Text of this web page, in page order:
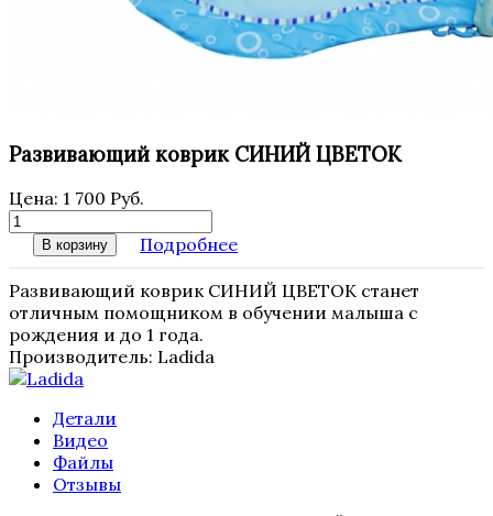
Развивающий коврик СИНИЙ ЦВЕТОК
Цена: 1 700 Руб.
В корзину Подробнее
Развивающий коврик СИНИЙ ЦВЕТОК станет
отличным помощником в обучении малыша с
рождения и до 1 года.
Производитель: Ladida
Детали
Видео
Файлы
Отзывы